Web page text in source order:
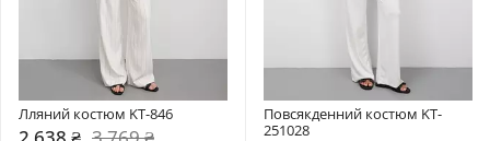
Лляний костюм KT-846
Повсякденний костюм KT-
251028